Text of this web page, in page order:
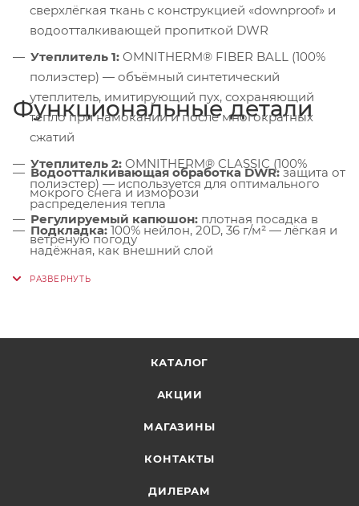
сверхлёгкая ткань с конструкцией «downproof» и
водоотталкивающей пропиткой DWR
Утеплитель 1: OMNITHERM® FIBER BALL (100%
полиэстер) — объёмный синтетический
утеплитель, имитирующий пух, сохраняющий
тепло при намокании и после многократных
сжатий
Утеплитель 2: OMNITHERM® CLASSIC (100%
полиэстер) — используется для оптимального
распределения тепла
Подкладка: 100% нейлон, 20D, 36 г/м² — лёгкая и
надёжная, как внешний слой
Функциональные детали
Водоотталкивающая обработка DWR:защита от
мокрого снега и изморози
Регулируемый капюшон: плотная посадка в
ветреную погоду
продувание через молнию
Внутренний карман:на молнии — для
Светоотражающие элементы:
тёмное время суток
(требует встряхивания после распаковки для
КАТАЛОГ
АКЦИИ
МАГАЗИНЫ
КОНТАКТЫ
ДИЛЕРАМ